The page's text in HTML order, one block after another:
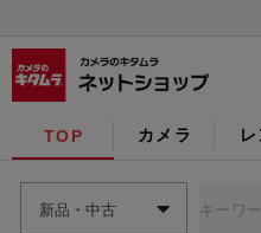
TOP カメラ
新品・中古